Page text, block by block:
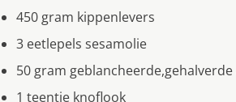
450 gram kippenlevers
3 eetlepels sesamolie
50 gram
1 teentje knoflook